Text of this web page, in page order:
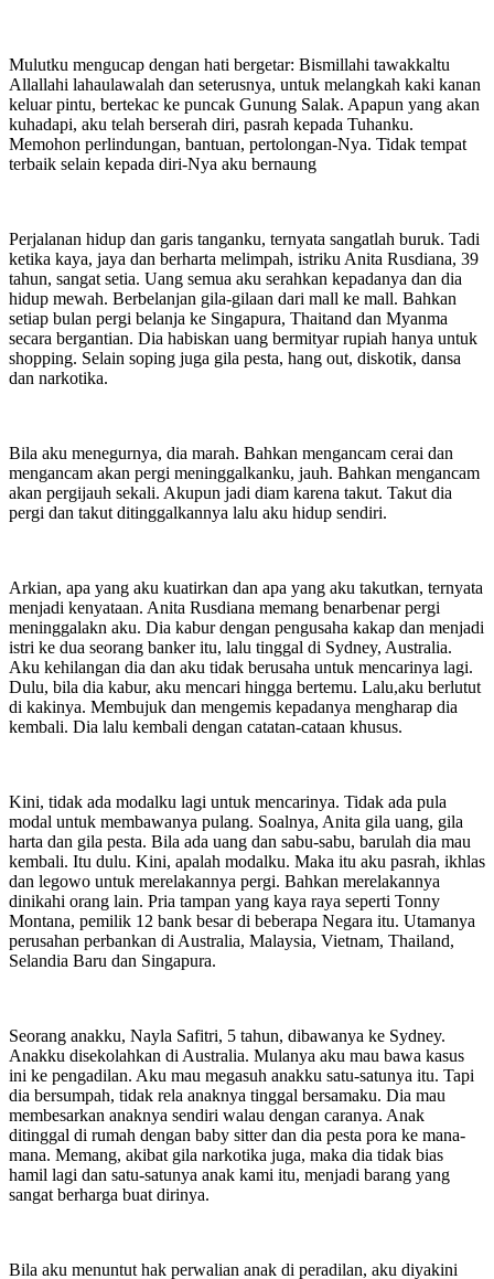
Mulutku mengucap dengan hati bergetar: Bismillahi tawakkaltu
Allallahi lahaulawalah dan seterusnya, untuk melangkah kaki kanan
keluar pintu, bertekac ke puncak Gunung Salak. Apapun yang akan
kuhadapi, aku telah berserah diri, pasrah kepada Tuhanku.
Memohon perlindungan, bantuan, pertolongan-Nya. Tidak tempat
terbaik selain kepada diri-Nya aku bernaung
Perjalanan hidup dan garis tanganku, ternyata sangatlah buruk. Tadi
ketika kaya, jaya dan berharta melimpah, istriku Anita Rusdiana, 39
tahun, sangat setia. Uang semua aku serahkan kepadanya dan dia
hidup mewah. Berbelanjan gila-gilaan dari mall ke mall. Bahkan
setiap bulan pergi belanja ke Singapura, Thaitand dan Myanma
secara bergantian. Dia habiskan uang bermityar rupiah hanya untuk
shopping. Selain soping juga gila pesta, hang out, diskotik, dansa
dan narkotika.
Bila aku menegurnya, dia marah. Bahkan mengancam cerai dan
mengancam akan pergi meninggalkanku, jauh. Bahkan mengancam
akan pergijauh sekali. Akupun jadi diam karena takut. Takut dia
pergi dan takut ditinggalkannya lalu aku hidup sendiri.
Arkian, apa yang aku kuatirkan dan apa yang aku takutkan, ternyata
menjadi kenyataan. Anita Rusdiana memang benarbenar pergi
meninggalakn aku. Dia kabur dengan pengusaha kakap dan menjadi
istri ke dua seorang banker itu, lalu tinggal di Sydney, Australia.
Aku kehilangan dia dan aku tidak berusaha untuk mencarinya lagi.
Dulu, bila dia kabur, aku mencari hingga bertemu. Lalu,aku berlutut
di kakinya. Membujuk dan mengemis kepadanya mengharap dia
kembali. Dia lalu kembali dengan catatan-cataan khusus.
Kini, tidak ada modalku lagi untuk mencarinya. Tidak ada pula
modal untuk membawanya pulang. Soalnya, Anita gila uang, gila
harta dan gila pesta. Bila ada uang dan sabu-sabu, barulah dia mau
kembali. Itu dulu. Kini, apalah modalku. Maka itu aku pasrah, ikhlas
dan legowo untuk merelakannya pergi. Bahkan merelakannya
dinikahi orang lain. Pria tampan yang kaya raya seperti Tonny
Montana, pemilik 12 bank besar di beberapa Negara itu. Utamanya
perusahan perbankan di Australia, Malaysia, Vietnam, Thailand,
Selandia Baru dan Singapura.
Seorang anakku, Nayla Safitri, 5 tahun, dibawanya ke Sydney.
Anakku disekolahkan di Australia. Mulanya aku mau bawa kasus
ini ke pengadilan. Aku mau megasuh anakku satu-satunya itu. Tapi
dia bersumpah, tidak rela anaknya tinggal bersamaku. Dia mau
membesarkan anaknya sendiri walau dengan caranya. Anak
ditinggal di rumah dengan baby sitter dan dia pesta pora ke mana-
mana. Memang, akibat gila narkotika juga, maka dia tidak bias
hamil lagi dan satu-satunya anak kami itu, menjadi barang yang
sangat berharga buat dirinya.
Bila aku menuntut hak perwalian anak di peradilan, aku diyakini